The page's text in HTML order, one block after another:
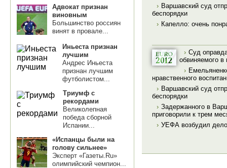
Адвокат признан
виновным
Большинство россиян
винят в провале...
Иньеста признан
лучшим
Андрес Иньеста
признан лучшим
футболистом...
Триумф с
рекордами
Великолепная
победа сборной
Испании...
«Испанцы были на
голову сильнее»
Эксперт «Газеты.Ru»
олимпийский чемпион...
› Варшавский суд
беспорядки
› Капелло: очень
› Суд
обвиняемого
›
нравственного
› Варшавский суд
беспорядки
› Задержанного в
приговорили к трем
› УЕФА возбудил